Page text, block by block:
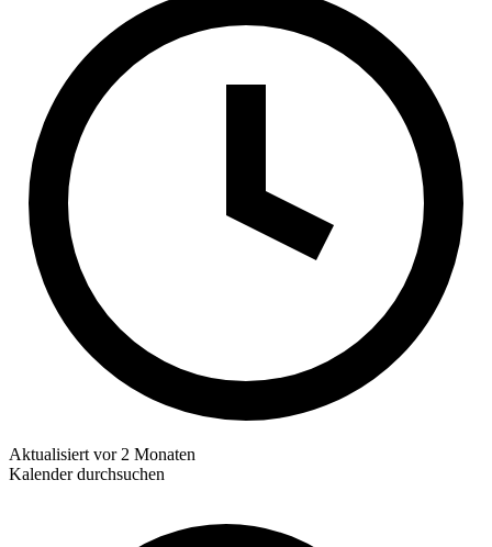
Aktualisiert vor 2 Monaten
Kalender durchsuchen